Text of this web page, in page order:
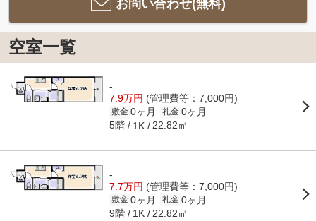
お問い合わせ(無料)
空室一覧
-
7.9万円 (管理費等：7,000円)
敷金 0ヶ月 礼金 0ヶ月
5階 1K 22.82㎡
-
7.7万円 (管理費等：7,000円)
敷金 0ヶ月 礼金 0ヶ月
9階 1K 22.82㎡